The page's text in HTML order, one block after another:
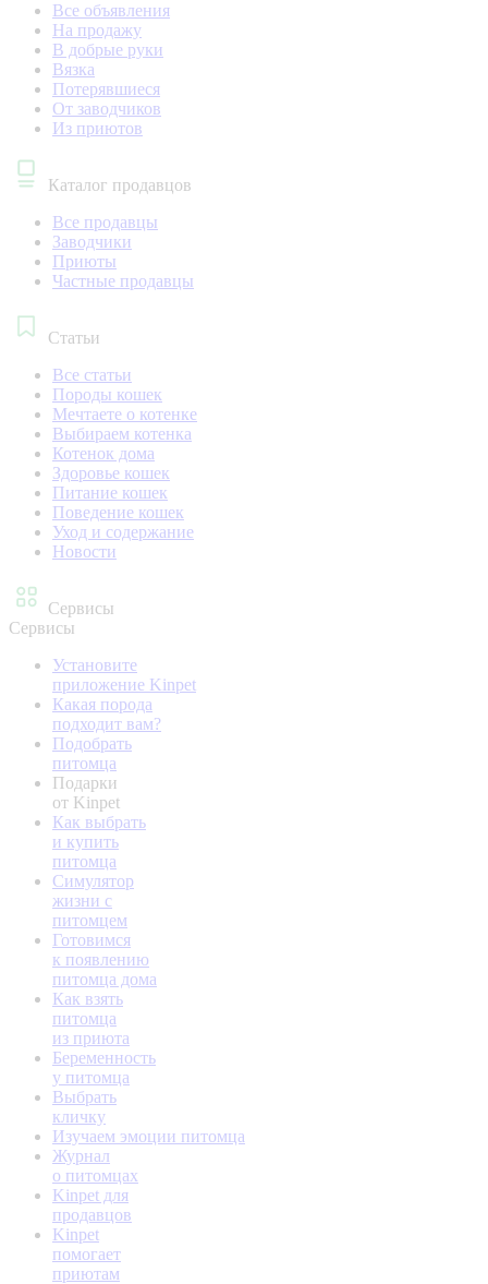
Все объявления
На продажу
В добрые руки
Вязка
Потерявшиеся
От заводчиков
Из приютов
Каталог продавцов
Все продавцы
Заводчики
Приюты
Частные продавцы
Статьи
Все статьи
Породы кошек
Мечтаете о котенке
Выбираем котенка
Котенок дома
Здоровье кошек
Питание кошек
Поведение кошек
Уход и содержание
Новости
Сервисы
Сервисы
Установите
приложение Kinpet
Какая порода
подходит вам?
Подобрать
питомца
Подарки
от Kinpet
Как выбрать
и купить
питомца
Симулятор
жизни с
питомцем
Готовимся
к появлению
питомца дома
Как взять
питомца
из приюта
Беременность
у питомца
Выбрать
кличку
Изучаем эмоции питомца
Журнал
о питомцах
Kinpet для
продавцов
Kinpet
помогает
приютам